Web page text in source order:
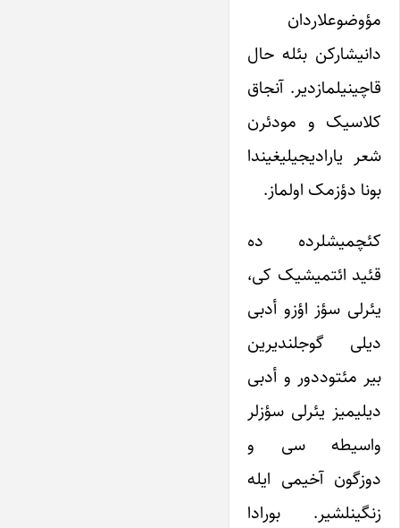
مؤوضوعلاردان
دانیشارکن بئله حال
قاچینیلمازدیر. آنجاق
کلاسیک و مودئرن
شعر یارادیجیلیغیندا
بونا دؤزمک اولماز.
کئچمیشلرده ده
قئید ائتمیشیک کی،
یئرلی سؤز اؤزو أدبی
دیلی گوجلندیرین
بیر مئتوددور و أدبی
دیلیمیز یئرلی سؤزلر
واسیطه سی و
دوزگون آخیمی ایله
زنگینلشیر. بورادا